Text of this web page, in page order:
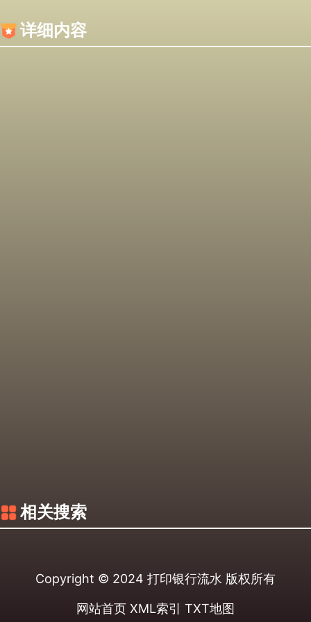
详细内容
相关搜索
Copyright © 2024 打印银行流水 版权所有
网站首页 XML索引 TXT地图